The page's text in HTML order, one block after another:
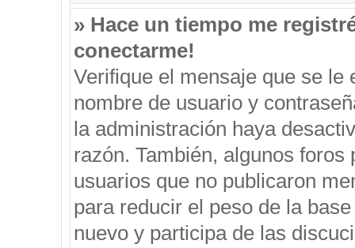
» Hace un tiempo me
conectarme!
Verifique el mensaje que se
nombre de usuario y
la administración haya
razón. También, algunos
usuarios que no publicaron
para reducir el peso de la
nuevo y participa de las